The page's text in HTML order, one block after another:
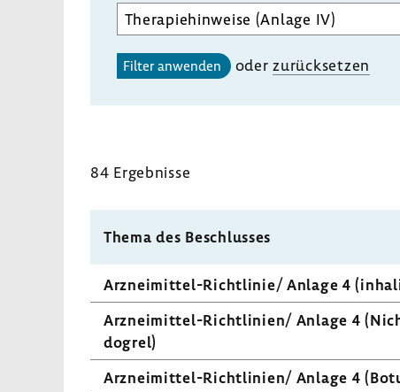
Aufgabenbereich
des
gewählten
Unterausschusses
auswählen
Filter anwenden oderzurück­setzen
84 Ergeb­nisse
Thema des Beschlusses
Arzneimittel-​Richtlinie/ Anlage 4
Arzneimittel-​Richtlinien/ Anlage 4
do­grel)
Arzneimittel-​Richtlinien/ Anlage 4